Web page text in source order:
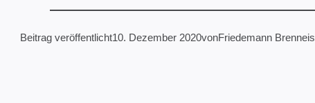
Beitrag veröffentlicht10. Dezember 2020vonFriedemann Brenneis